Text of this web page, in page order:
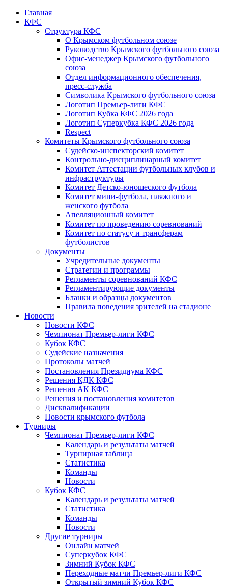
Главная
КФС
Структура КФС
О Крымском футбольном союзе
Руководство Крымского футбольного союза
Офис-менеджер Крымского футбольного
союза
Отдел информационного обеспечения,
пресс-служба
Символика Крымского футбольного союза
Логотип Премьер-лиги КФС
Логотип Кубка КФС 2026 года
Логотип Суперкубка КФС 2026 года
Respect
Комитеты Крымского футбольного союза
Судейско-инспекторский комитет
Контрольно-дисциплинарный комитет
Комитет Аттестации футбольных клубов и
инфраструктуры
Комитет Детско-юношеского футбола
Комитет мини-футбола, пляжного и
женского футбола
Апелляционный комитет
Комитет по проведению соревнований
Комитет по статусу и трансферам
футболистов
Документы
Учредительные документы
Стратегии и программы
Регламенты соревнований КФС
Регламентирующие документы
Бланки и образцы документов
Правила поведения зрителей на стадионе
Новости
Новости КФС
Чемпионат Премьер-лиги КФС
Кубок КФС
Судейские назначения
Протоколы матчей
Постановления Президиума КФС
Решения КДК КФС
Решения АК КФС
Решения и постановления комитетов
Дисквалификации
Новости крымского футбола
Турниры
Чемпионат Премьер-лиги КФС
Календарь и результаты матчей
Турнирная таблица
Статистика
Команды
Новости
Кубок КФС
Календарь и результаты матчей
Статистика
Команды
Новости
Другие турниры
Онлайн матчей
Суперкубок КФС
Зимний Кубок КФС
Переходные матчи Премьер-лиги КФС
Открытый зимний Кубок КФС